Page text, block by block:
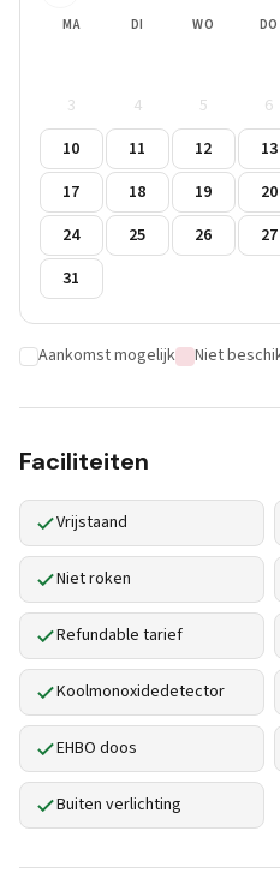
MA DI WO DO
3
4 5 6
10
11 12 13
17
18 19 20
24
25 26 27
31
Aankomst mogelijk Niet
Faciliteiten
Vrijstaand
Niet roken
Refundable tarief
Koolmonoxidedetector
EHBO doos
Buiten verlichting